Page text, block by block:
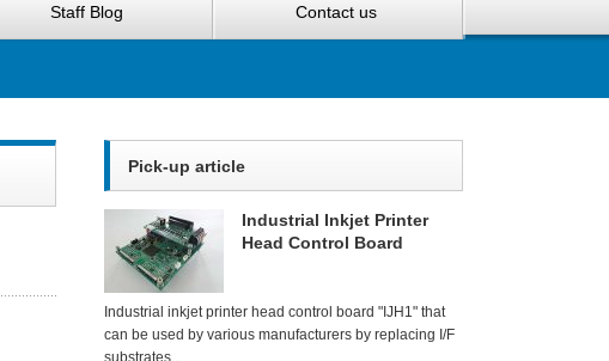
Staff Blog Contact us
Pick-up article
Industrial Inkjet Printer
Head Control Board
Industrial inkjet printer head control board "IJH1" that
can be used by various manufacturers by replacing I/F
substrates...